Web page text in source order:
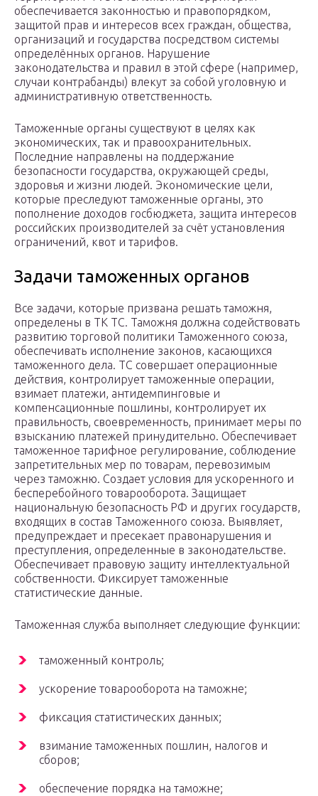
обеспечивается законностью и правопорядком,
защитой прав и интересов всех граждан, общества,
организаций и государства посредством системы
определённых органов. Нарушение
законодательства и правил в этой сфере (например,
случаи контрабанды) влекут за собой уголовную и
административную ответственность.
Таможенные органы существуют в целях как
экономических, так и правоохранительных.
Последние направлены на поддержание
безопасности государства, окружающей среды,
здоровья и жизни людей. Экономические цели,
которые преследуют таможенные органы, это
пополнение доходов госбюджета, защита интересов
российских производителей за счёт установления
ограничений, квот и тарифов.
Задачи таможенных органов
Все задачи, которые призвана решать таможня,
определены в ТК ТС. Таможня должна содействовать
развитию торговой политики Таможенного союза,
обеспечивать исполнение законов, касающихся
таможенного дела. ТС совершает операционные
действия, контролирует таможенные операции,
взимает платежи, антидемпинговые и
компенсационные пошлины, контролирует их
правильность, своевременность, принимает меры по
взысканию платежей принудительно. Обеспечивает
таможенное тарифное регулирование, соблюдение
запретительных мер по товарам, перевозимым
через таможню. Создает условия для ускоренного и
бесперебойного товарооборота. Защищает
национальную безопасность РФ и других государств,
входящих в состав Таможенного союза. Выявляет,
предупреждает и пресекает правонарушения и
преступления, определенные в законодательстве.
Обеспечивает правовую защиту интеллектуальной
собственности. Фиксирует таможенные
статистические данные.
Таможенная служба выполняет следующие функции:
таможенный контроль;
ускорение товарооборота на таможне;
фиксация статистических данных;
взимание таможенных пошлин, налогов и
сборов;
обеспечение порядка на таможне;